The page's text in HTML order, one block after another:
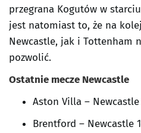
przegrana Kogutów w
jest natomiast to, że na
Newcastle, jak i Tottenham
pozwolić.
Ostatnie mecze Newcastle
Aston Villa – Newcastle
Brentford – Newcastle